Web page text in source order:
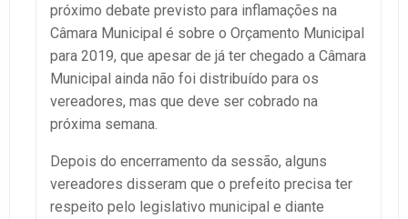
próximo debate previsto para inflamações na
Câmara Municipal é sobre o Orçamento Municipal
para 2019, que apesar de já ter chegado a Câmara
Municipal ainda não foi distribuído para os
vereadores, mas que deve ser cobrado na
próxima semana.
Depois do encerramento da sessão, alguns
vereadores disseram que o prefeito precisa ter
respeito pelo legislativo municipal e diante